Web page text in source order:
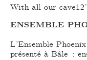
With all our
ENSEMBLE
L’Ensemble
présenté à Bâle :